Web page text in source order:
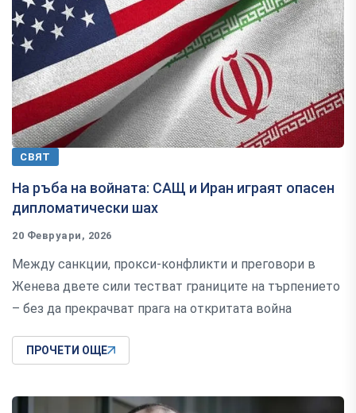
СВЯТ
На ръба на войната: САЩ и Иран играят опасен
дипломатически шах
20 Февруари, 2026
Между санкции, прокси-конфликти и преговори в
Женева двете сили тестват границите на търпението
– без да прекрачват прага на откритата война
ПРОЧЕТИ ОЩЕ